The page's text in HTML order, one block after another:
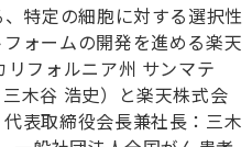
、特定の細胞に対する選択性
ォームの開発を進める楽天
リフォルニア州 サンマテ
木谷 浩史）と楽天株式会
表取締役会長兼社長：三木